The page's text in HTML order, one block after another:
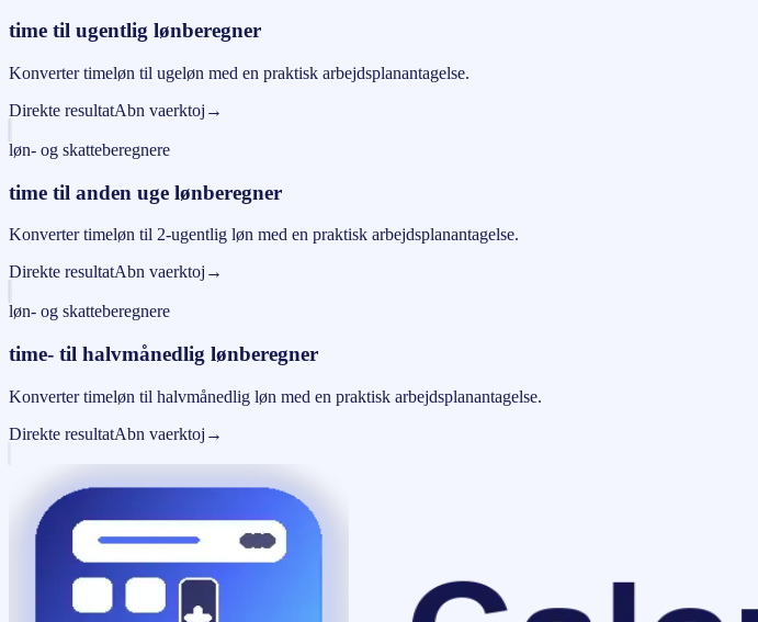
time til ugentlig lønberegner
Konverter timeløn til ugeløn med en praktisk arbejdsplanantagelse.
Direkte resultatAbn vaerktoj →
løn- og skatteberegnere
time til anden uge lønberegner
Konverter timeløn til 2-ugentlig løn med en praktisk arbejdsplanantagelse.
Direkte resultatAbn vaerktoj →
løn- og skatteberegnere
time- til halvmånedlig lønberegner
Konverter timeløn til halvmånedlig løn med en praktisk arbejdsplanantagelse.
Direkte resultatAbn vaerktoj →